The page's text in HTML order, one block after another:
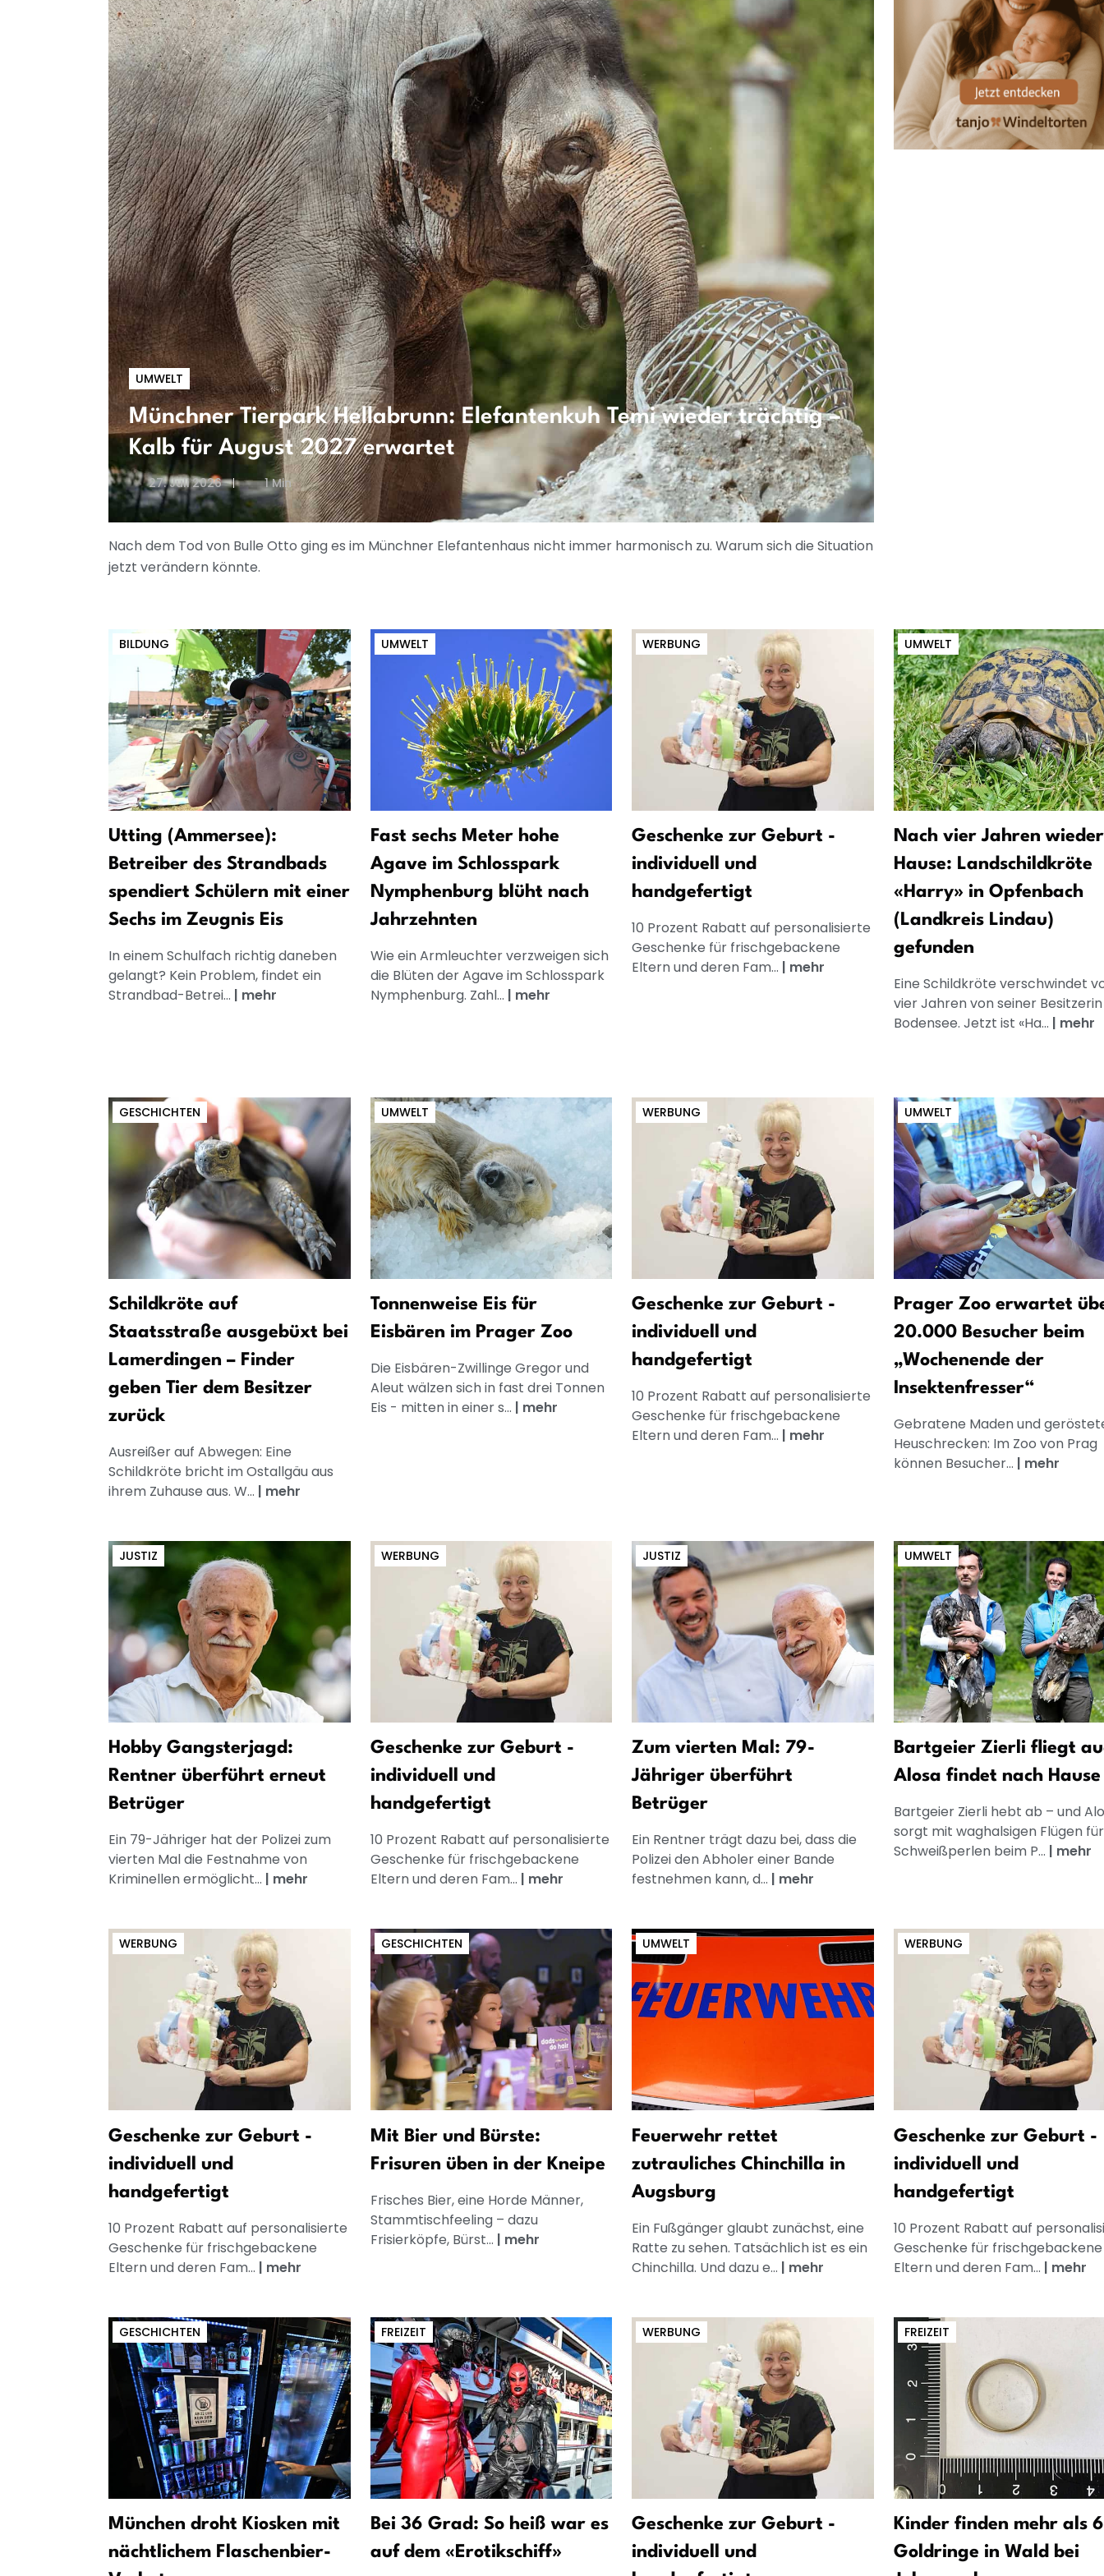
UMWELT
Münchner Tierpark Hellabrunn: Elefantenkuh Temi wieder trächtig –
Kalb für August 2027 erwartet
27. Juli 2026 1 Min
Nach dem Tod von Bulle Otto ging es im Münchner Elefantenhaus nicht immer harmonisch zu. Warum sich die Situation
jetzt verändern könnte.
BILDUNG
Utting (Ammersee):
Betreiber des Strandbads
spendiert Schülern mit einer
Sechs im Zeugnis Eis
In einem Schulfach richtig daneben
gelangt? Kein Problem, findet ein
Strandbad-Betrei... | mehr
UMWELT
Fast sechs Meter hohe
Agave im Schlosspark
Nymphenburg blüht nach
Jahrzehnten
Wie ein Armleuchter verzweigen sich
die Blüten der Agave im Schlosspark
Nymphenburg. Zahl... | mehr
WERBUNG
Geschenke zur Geburt -
individuell und
handgefertigt
10 Prozent Rabatt auf personalisierte
Geschenke für frischgebackene
Eltern und deren Fam... | mehr
UMWELT
Nach vier Jahren
Hause: Landschildkröte
«Harry» in Opfenbach
(Landkreis Lindau)
gefunden
Eine Schildkröte verschwindet
vier Jahren von seiner
Bodensee. Jetzt ist «Ha... | mehr
GESCHICHTEN
Schildkröte auf
Staatsstraße ausgebüxt bei
Lamerdingen – Finder
geben Tier dem Besitzer
zurück
Ausreißer auf Abwegen: Eine
Schildkröte bricht im Ostallgäu aus
ihrem Zuhause aus. W... | mehr
UMWELT
Tonnenweise Eis für
Eisbären im Prager Zoo
Die Eisbären-Zwillinge Gregor und
Aleut wälzen sich in fast drei Tonnen
Eis - mitten in einer s... | mehr
WERBUNG
Geschenke zur Geburt -
individuell und
handgefertigt
10 Prozent Rabatt auf personalisierte
Geschenke für frischgebackene
Eltern und deren Fam... | mehr
UMWELT
Prager Zoo erwartet
20.000 Besucher beim
„Wochenende der
Insektenfresser“
Gebratene Maden und
Heuschrecken: Im Zoo von Prag
können Besucher... | mehr
JUSTIZ
Hobby Gangsterjagd:
Rentner überführt erneut
Betrüger
Ein 79-Jähriger hat der Polizei zum
vierten Mal die Festnahme von
Kriminellen ermöglicht... | mehr
WERBUNG
Geschenke zur Geburt -
individuell und
handgefertigt
10 Prozent Rabatt auf personalisierte
Geschenke für frischgebackene
Eltern und deren Fam... | mehr
JUSTIZ
Zum vierten Mal: 79-
Jähriger überführt
Betrüger
Ein Rentner trägt dazu bei, dass die
Polizei den Abholer einer Bande
festnehmen kann, d... | mehr
UMWELT
Bartgeier Zierli fliegt
Alosa findet nach Hause
Bartgeier Zierli hebt ab – und
sorgt mit waghalsigen Flügen für
Schweißperlen beim P... | mehr
WERBUNG
Geschenke zur Geburt -
individuell und
handgefertigt
10 Prozent Rabatt auf personalisierte
Geschenke für frischgebackene
Eltern und deren Fam... | mehr
GESCHICHTEN
Mit Bier und Bürste:
Frisuren üben in der Kneipe
Frisches Bier, eine Horde Männer,
Stammtischfeeling – dazu
Frisierköpfe, Bürst... | mehr
UMWELT
Feuerwehr rettet
zutrauliches Chinchilla in
Augsburg
Ein Fußgänger glaubt zunächst, eine
Ratte zu sehen. Tatsächlich ist es ein
Chinchilla. Und dazu e... | mehr
WERBUNG
Geschenke zur Geburt -
individuell und
handgefertigt
10 Prozent Rabatt auf
Geschenke für frischgebackene
Eltern und deren Fam... | mehr
GESCHICHTEN
München droht Kiosken mit
nächtlichem Flaschenbier-
FREIZEIT
Bei 36 Grad: So heiß war es
auf dem «Erotikschiff»
WERBUNG
Geschenke zur Geburt -
individuell und
FREIZEIT
Kinder finden mehr als
Goldringe in Wald bei